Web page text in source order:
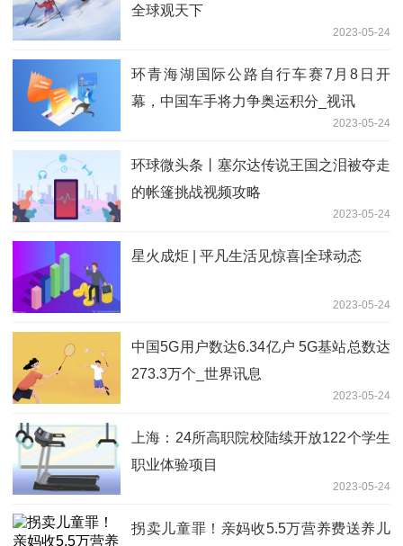
全球观天下
2023-05-24
环青海湖国际公路自行车赛7月8日开
幕，中国车手将力争奥运积分_视讯
2023-05-24
环球微头条丨塞尔达传说王国之泪被夺走
的帐篷挑战视频攻略
2023-05-24
星火成炬 | 平凡生活见惊喜|全球动态
2023-05-24
中国5G用户数达6.34亿户 5G基站总数达
273.3万个_世界讯息
2023-05-24
上海：24所高职院校陆续开放122个学生
职业体验项目
2023-05-24
拐卖儿童罪！亲妈收5.5万营养费送养儿